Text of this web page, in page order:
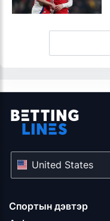
Спортын дэвтэр
United States